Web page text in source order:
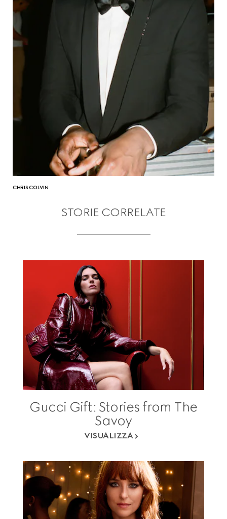
CHRIS COLVIN
STORIE CORRELATE
Gucci Gift: Stories from The
Savoy
VISUALIZZA